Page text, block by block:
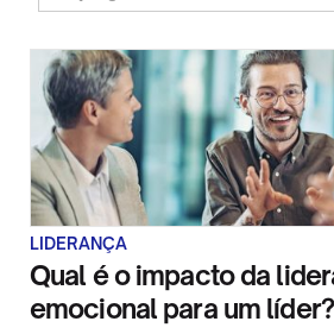
LIDERANÇA
Qual é o impacto da
emocional para um líder?